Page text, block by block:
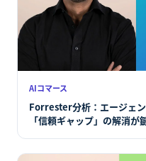
AIコマース
Forrester分析：エージェ
「信頼ギャップ」の解消が